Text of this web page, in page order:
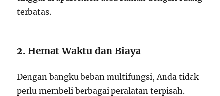
terbatas.
2.Hemat Waktu dan Biaya
Dengan bangku beban multifungsi, Anda tidak
perlu membeli berbagai peralatan terpisah.